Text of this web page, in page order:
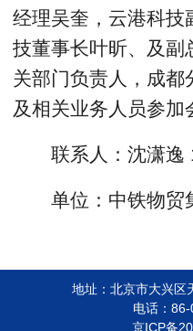
经理吴奎，云港科技
技董事长叶昕、及副
关部门负责人，成都
及相关业务人员参加
联系人：沈潇逸
单位：中铁物贸
地址：北京市大兴区
电话：
京ICP备